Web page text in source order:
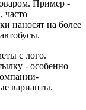
Пример -
часто
наносят на более
с лого.
- особенно
варианты.